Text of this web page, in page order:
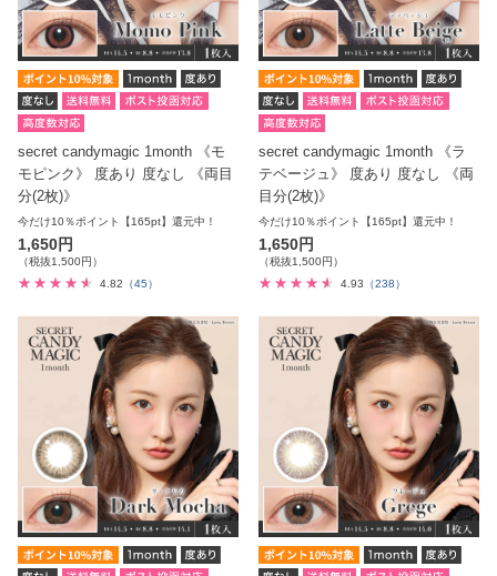
secret candymagic 1month 《モ
モピンク》 度あり 度なし 《両目
分(2枚)》
今だけ10％ポイント【165pt】還元中！
1,650円
（税抜1,500円）
4.82 （45）
secret candymagic 1month 《ラ
テベージュ》 度あり 度なし 《両
目分(2枚)》
今だけ10％ポイント【165pt】還元中！
1,650円
（税抜1,500円）
4.93
（238）